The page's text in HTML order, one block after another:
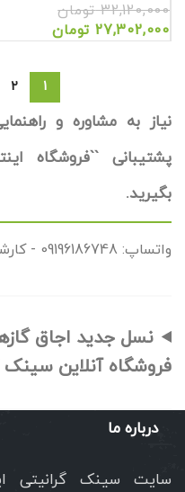
32,120,000 تومان
27,302,000 تومان
1
2
نیاز به مشاوره و
پشتیبانی ``فروشگاه
بگیرید.
واتساپ: 09196186748 - کارشناس فروش: 09120139605
نسل جدید اجاق
فروشگاه آنلاین سینک
درباره ما
سایت سینک گرانیتی